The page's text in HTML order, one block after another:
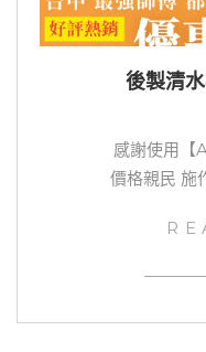
後製清
感謝使用【
價格親民 施